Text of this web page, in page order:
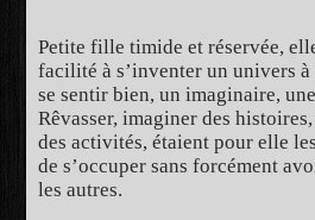
Petite fille timide et réservée,
facilité à s’inventer un univers
se sentir bien, un imaginaire,
Rêvasser, imaginer des
des activités, étaient pour elle
de s’occuper sans forcément
les autres.